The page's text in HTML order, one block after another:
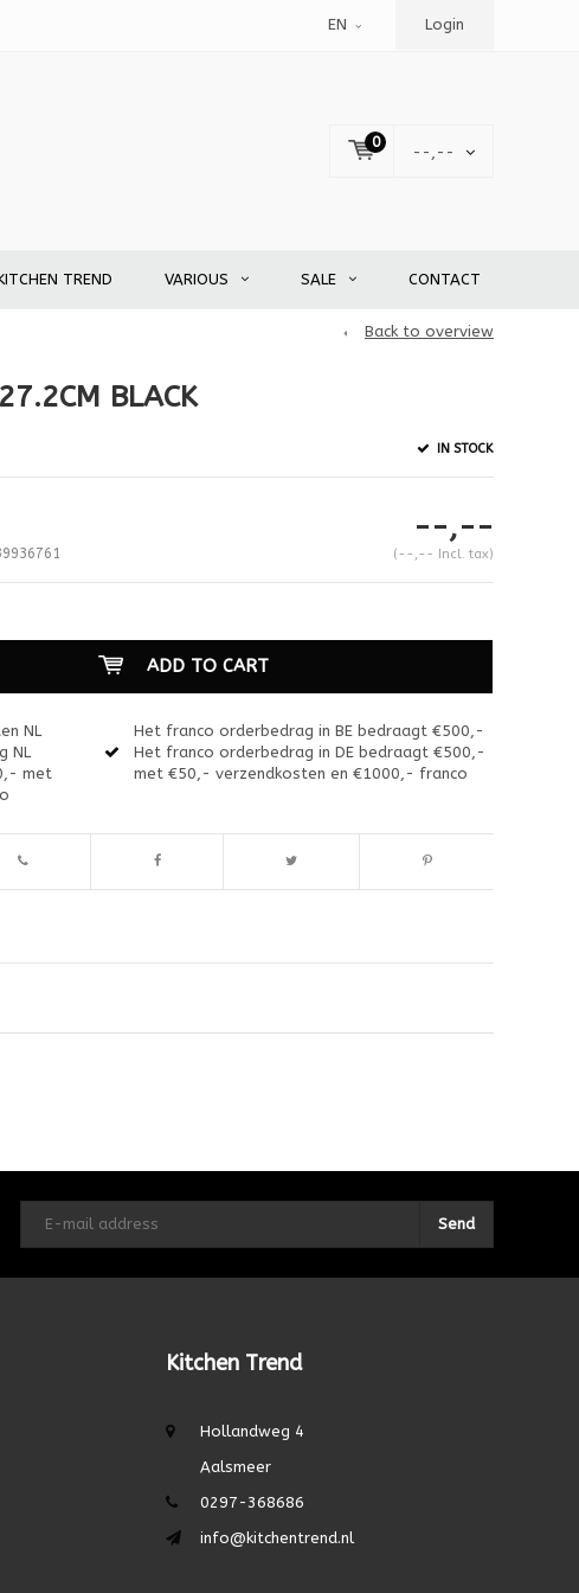
EN Login
0
--,--
TREND VARIOUS SALE CONTACT
Back to overview
BLACK
IN STOCK
--,--
(--,-- Incl. tax)
ADD TO CART
NL
NL
met
Het franco orderbedrag in BE bedraagt €500,-
Het franco orderbedrag in DE bedraagt €500,-
met €50,- verzendkosten en €1000,- franco
Send
Kitchen Trend
Hollandweg 4
Aalsmeer
0297-368686
info@kitchentrend.nl